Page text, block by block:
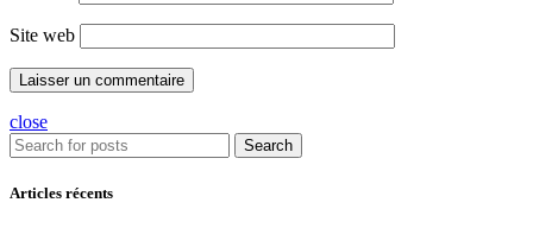
Site web
close
Search
Articles récents